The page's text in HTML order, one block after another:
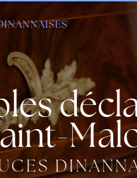
des cookies